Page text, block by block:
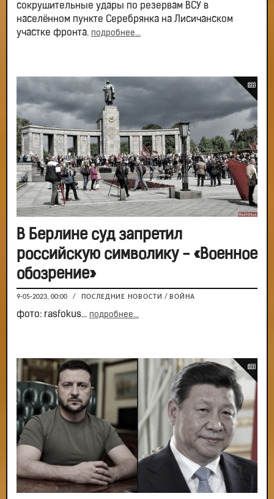
сокрушительные удары по резервам ВСУ в
населённом пункте Серебрянка на Лисичанском
участке фронта. подробнее...
В Берлине суд запретил
российскую символику - «Военное
обозрение»
9-05-2023, 00:00 / ПОСЛЕДНИЕ НОВОСТИ / ВОЙНА
фото: rasfokus... подробнее...